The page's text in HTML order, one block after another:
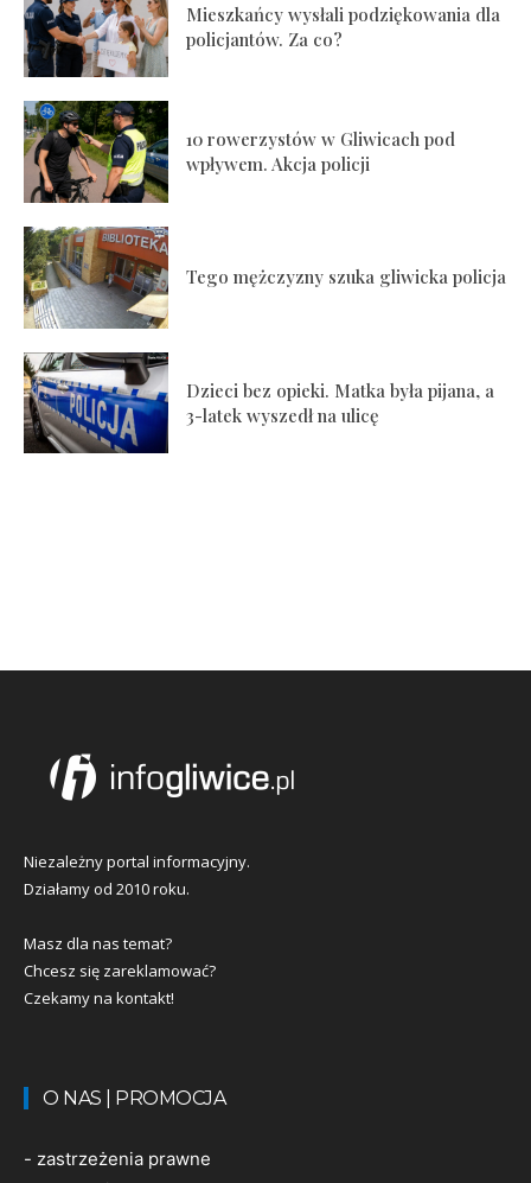
Mieszkańcy wysłali podziękowania dla
policjantów. Za co?
10 rowerzystów w Gliwicach pod
wpływem. Akcja policji
Tego mężczyzny szuka gliwicka policja
Dzieci bez opieki. Matka była pijana, a
3-latek wyszedł na ulicę
Niezależny portal informacyjny.
Działamy od 2010 roku.
Masz dla nas temat?
Chcesz się zareklamować?
Czekamy na kontakt!
O NAS | PROMOCJA
- zastrzeżenia prawne